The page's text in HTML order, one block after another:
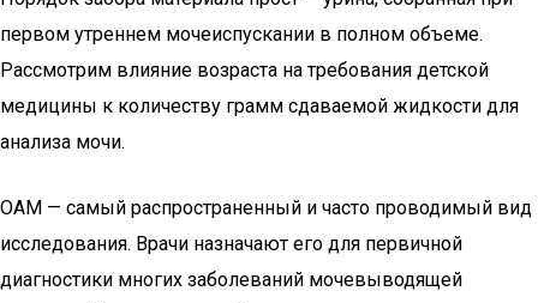
первом утреннем мочеиспускании в полном объеме.
Рассмотрим влияние возраста на требования детской
медицины к количеству грамм сдаваемой жидкости для
анализа мочи.
ОАМ — самый распространенный и часто проводимый вид
исследования. Врачи назначают его для первичной
диагностики многих заболеваний мочевыводящей